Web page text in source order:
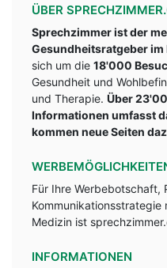
ÜBER
Sprechzimmer ist der
Gesundheitsratgeber im
sich um die 18'000
Gesundheit und
und Therapie. Über
Informationen umfasst
kommen neue Seiten
Für Ihre Werbebotschaft,
Medizin ist
INFORMATIONEN